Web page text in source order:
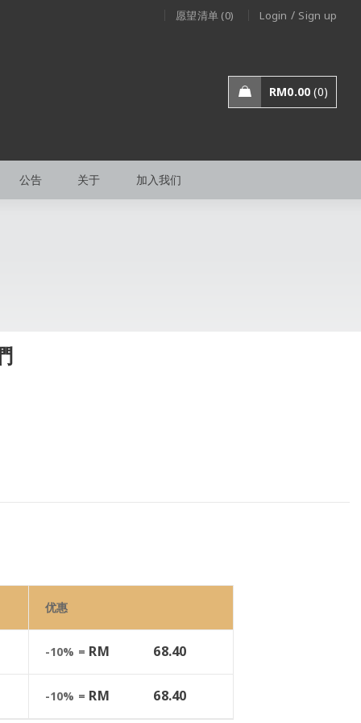
愿望清单 (0) Login / Sign up
RM0.00 0
公告 关于 加入我们
优惠
-10% = RM 68.40
-10% = RM 68.40